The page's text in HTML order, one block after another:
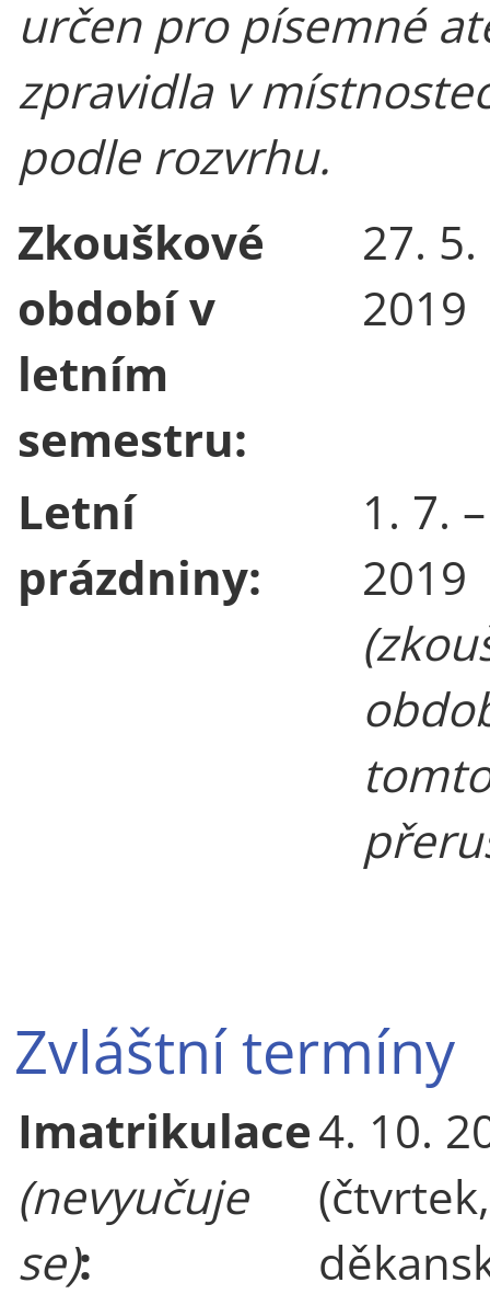
určen pro písemné
zpravidla v
podle rozvrhu.
Zkouškové
období v
letním
semestru:
27.
2019
Letní
prázdniny:
1. 7.
2019
Zvláštní termíny
Imatrikulace
(nevyučuje
se):
4. 10.
(čtvrtek,